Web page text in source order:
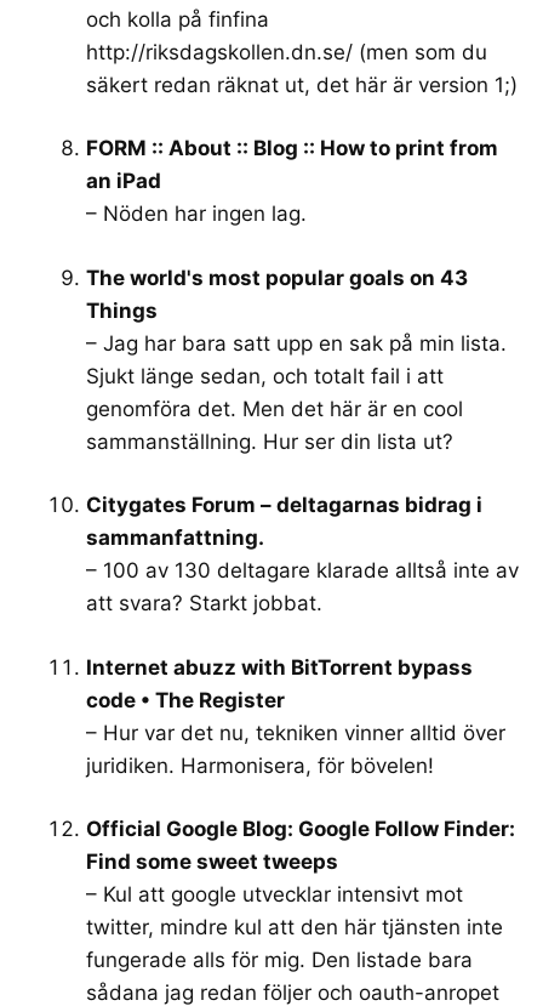
och kolla på finfina
http://riksdagskollen.dn.se/ (men som du
säkert redan räknat ut, det här är version 1;)
FORM :: About :: Blog :: How to print from
an iPad
– Nöden har ingen lag.
The world's most popular goals on 43
Things
– Jag har bara satt upp en sak på min lista.
Sjukt länge sedan, och totalt fail i att
genomföra det. Men det här är en cool
sammanställning. Hur ser din lista ut?
Citygates Forum – deltagarnas bidrag i
sammanfattning.
– 100 av 130 deltagare klarade alltså inte av
att svara? Starkt jobbat.
Internet abuzz with BitTorrent bypass
code • The Register
– Hur var det nu, tekniken vinner alltid över
juridiken. Harmonisera, för bövelen!
Official Google Blog: Google Follow Finder:
Find some sweet tweeps
– Kul att google utvecklar intensivt mot
twitter, mindre kul att den här tjänsten inte
fungerade alls för mig. Den listade bara
sådana jag redan följer och oauth-anropet